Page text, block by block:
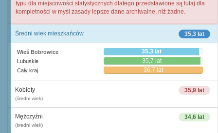
typu dla miejscowości statystycznych dlatego przedstawione są tutaj dla
kompletności w myśl zasady lepsze dane archiwalne, niż żadne.
35,3 lat
Średni wiek mieszkańców
Wieś Bobrowice 35,3 lat
Lubuskie 35,7 lat
Cały kraj 36,7 lat
35,9 lat
Kobiety
(średni wiek)
34,6 lat
Mężczyźni
(średni wiek)